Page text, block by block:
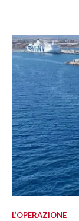
L’OPERAZIONE